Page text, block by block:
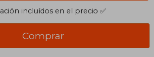
incluídos en el precio ✅
Comprar